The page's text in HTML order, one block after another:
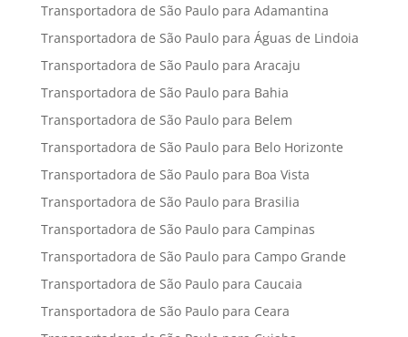
Transportadora de São Paulo para Adamantina
Transportadora de São Paulo para Águas de Lindoia
Transportadora de São Paulo para Aracaju
Transportadora de São Paulo para Bahia
Transportadora de São Paulo para Belem
Transportadora de São Paulo para Belo Horizonte
Transportadora de São Paulo para Boa Vista
Transportadora de São Paulo para Brasilia
Transportadora de São Paulo para Campinas
Transportadora de São Paulo para Campo Grande
Transportadora de São Paulo para Caucaia
Transportadora de São Paulo para Ceara